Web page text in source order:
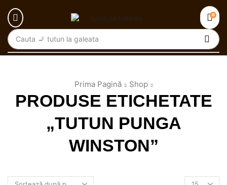
Cauta 🚬 tutun la galeata
0
Prima Pagină Shop
PRODUSE ETICHETATE
„TUTUN PUNGA
WINSTON”